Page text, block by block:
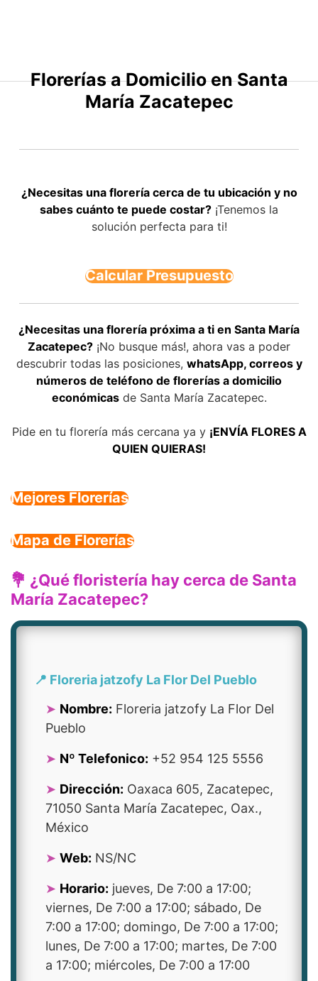
Florerías a Domicilio en Santa
María Zacatepec
¿Necesitas una florería cerca de tu ubicación y no
sabes cuánto te puede costar? ¡Tenemos la
solución perfecta para ti!
Calcular Presupuesto
¿Necesitas una florería próxima a ti en Santa María
Zacatepec? ¡No busque más!, ahora vas a poder
descubrir todas las posiciones, whatsApp, correos y
números de teléfono de florerías a domicilio
económicasde Santa María Zacatepec.
Pide en tu florería más cercana ya y ¡ENVÍA FLORES A
QUIEN QUIERAS!
Mejores Florerías
Mapa de Florerías
💐 ¿Qué floristería hay cerca de Santa
María Zacatepec?
📍 Floreria jatzofy La Flor Del Pueblo
Nombre: Floreria jatzofy La Flor Del
Pueblo
Nº Telefonico: +52 954 125 5556
Dirección: Oaxaca 605, Zacatepec,
71050 Santa María Zacatepec, Oax.,
México
Web: NS/NC
Horario: jueves, De 7:00 a 17:00;
viernes, De 7:00 a 17:00; sábado, De
7:00 a 17:00; domingo, De 7:00 a 17:00;
lunes, De 7:00 a 17:00; martes, De 7:00
a 17:00; miércoles, De 7:00 a 17:00